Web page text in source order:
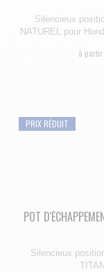
Silencieux
NATUREL pour
à partir
PRIX RÉDUIT
POT
Silencieux